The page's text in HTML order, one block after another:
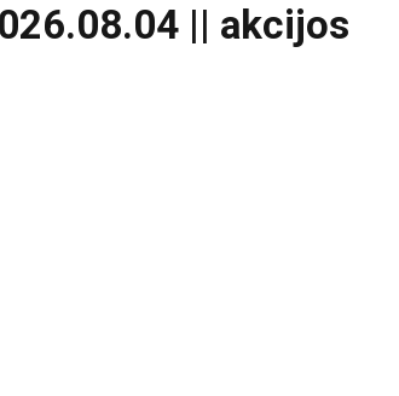
|| akcijos